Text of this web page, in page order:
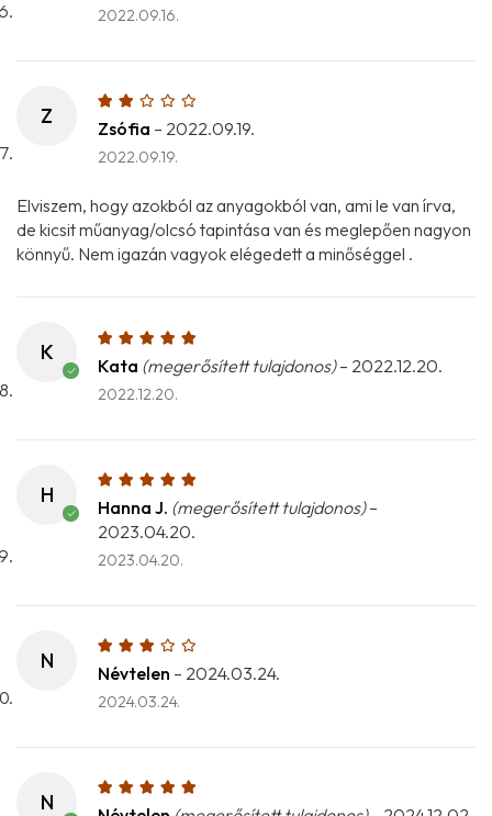
2022.09.16.
Z
Zsófia – 2022.09.19.
2022.09.19.
Elviszem, hogy azokból az anyagokból van, ami le van írva,
de kicsit műanyag/olcsó tapintása van és meglepően nagyon
könnyű. Nem igazán vagyok elégedett a minőséggel .
K
Kata (megerősített tulajdonos) – 2022.12.20.
2022.12.20.
H
Hanna J. (megerősített tulajdonos) –
2023.04.20.
2023.04.20.
N
Névtelen – 2024.03.24.
2024.03.24.
N